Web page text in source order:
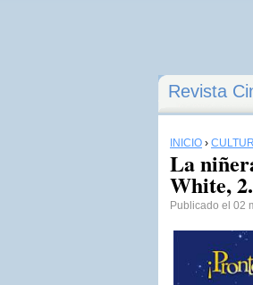
Revista
INICIO ›
La
White,
Publicado el 02